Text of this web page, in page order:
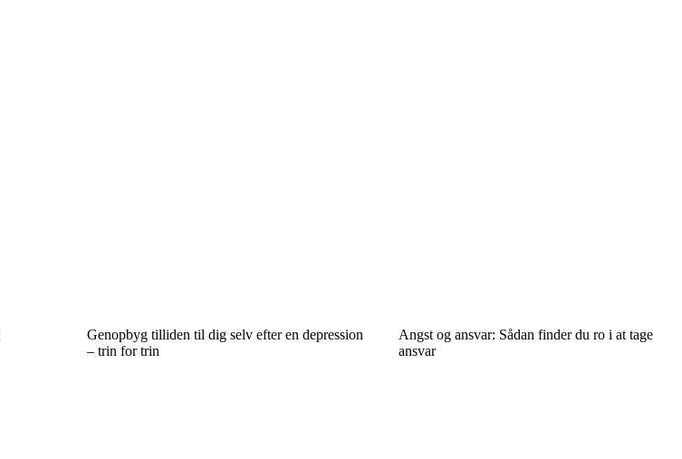
Genopbyg tilliden til dig selv efter en depression
– trin for trin
Angst og ansvar: Sådan finder du ro i at tage
ansvar